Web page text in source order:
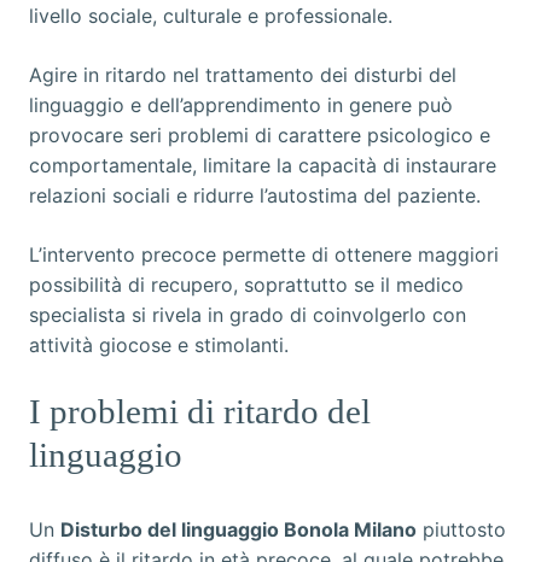
livello sociale, culturale e professionale.
Agire in ritardo nel trattamento dei disturbi del
linguaggio e dell’apprendimento in genere può
provocare seri problemi di carattere psicologico e
comportamentale, limitare la capacità di instaurare
relazioni sociali e ridurre l’autostima del paziente.
L’intervento precoce permette di ottenere maggiori
possibilità di recupero, soprattutto se il medico
specialista si rivela in grado di coinvolgerlo con
attività giocose e stimolanti.
I problemi di ritardo del
linguaggio
Un Disturbo del linguaggio Bonola Milano piuttosto